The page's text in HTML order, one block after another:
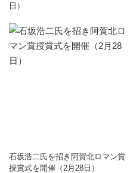
日）
石坂浩二氏を招き阿賀北ロマン賞
授賞式を開催（2月28日）